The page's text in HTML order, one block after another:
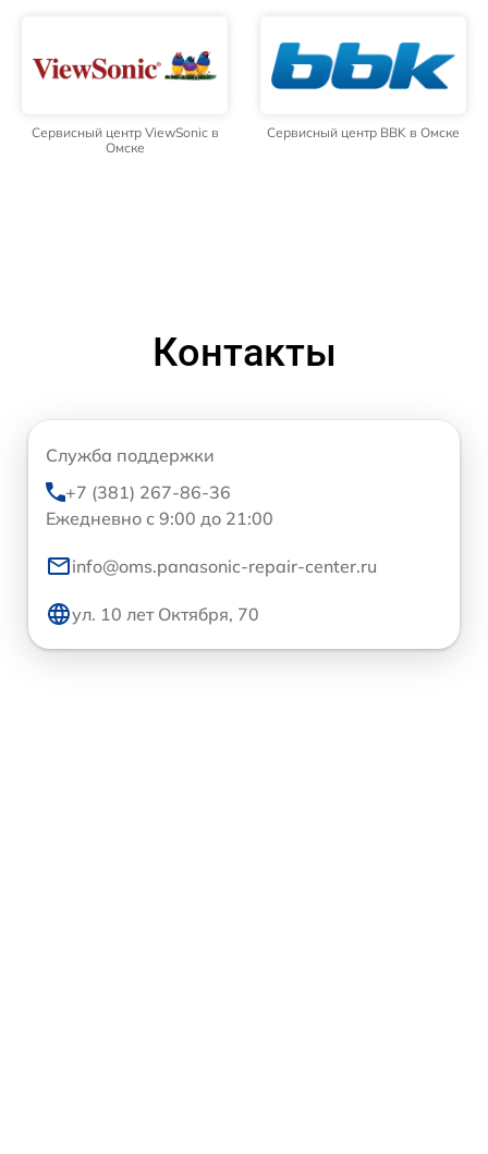
Сервисный центр ViewSonic в
Омске
Сервисный центр BBK в Омске
Контакты
Служба поддержки
+7 (381) 267-86-36
Ежедневно с 9:00 до 21:00
info@oms.panasonic-repair-center.ru
ул. 10 лет Октября, 70